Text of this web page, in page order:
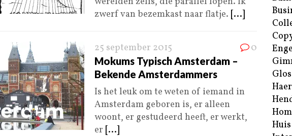
zwerf van bezemkast naar flatje. [...]
25 september 2015 0
Mokums Typisch Amsterdam –
Bekende Amsterdammers
Is het leuk om te weten of iemand in
Amsterdam geboren is, er alleen
woont, er gestudeerd heeft, er werkt,
er [...]